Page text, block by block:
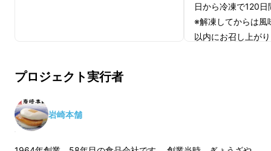
日から冷凍で120日
※解凍してからは風
以内にお召し上が
プロジェクト実行者
岩崎本舗